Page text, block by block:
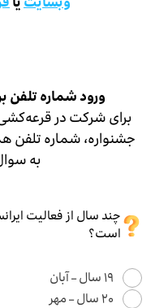
ورود شماره تلفن
برای شرکت در
جشنواره، شماره تلفن
به
چند سال از فعالیت
است؟
۱۹ سال – آبان
۲۰ سال – مهر